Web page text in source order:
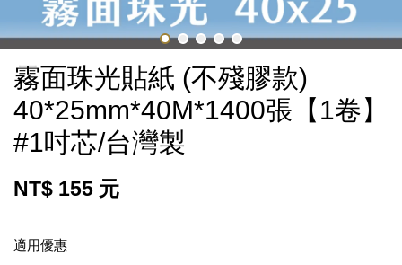
霧面珠光貼紙 (不殘膠款)
40*25mm*40M*1400張【1卷】
#1吋芯/台灣製
NT$ 155 元
適用優惠